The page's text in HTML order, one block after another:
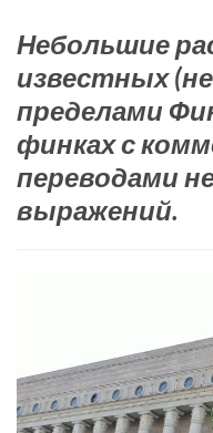
Небольшие
известных (не
пределами
финках с
переводами
выражений.